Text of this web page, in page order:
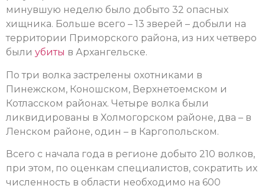
минувшую неделю было добыто 32 опасных
хищника. Больше всего – 13 зверей – добыли на
территории Приморского района, из них четверо
были убиты в Архангельске.
По три волка застрелены охотниками в
Пинежском, Коношском, Верхнетоемском и
Котласском районах. Четыре волка были
ликвидированы в Холмогорском районе, два – в
Ленском районе, один – в Каргопольском.
Всего с начала года в регионе добыто 210 волков,
при этом, по оценкам специалистов, сократить их
численность в области необходимо на 600